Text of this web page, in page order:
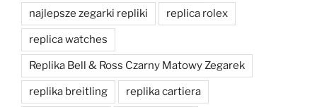
najlepsze zegarki repliki replica rolex
replica watches
Replika Bell & Ross Czarny Matowy Zegarek
replika breitling replika cartiera